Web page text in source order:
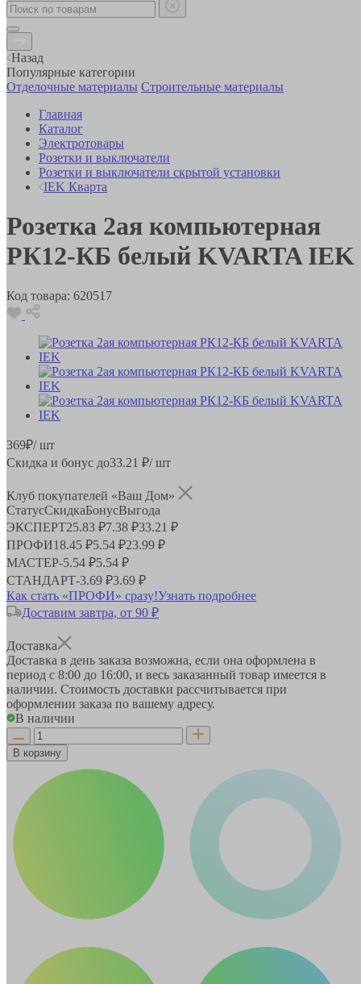
Назад
Популярные категории
Отделочные материалы Строительные материалы
Главная
Каталог
Электротовары
Розетки и выключатели
Розетки и выключатели скрытой установки
IEK Кварта
Розетка 2ая компьютерная
РК12-КБ белый KVARTA IEK
Код товара: 620517
369₽/ шт
Скидка и бонус до33.21 ₽/ шт
Клуб покупателей «Ваш Дом»
СтатусСкидкаБонусВыгода
ЭКСПЕРТ25.83 ₽7.38 ₽33.21 ₽
ПРОФИ18.45 ₽5.54 ₽23.99 ₽
МАСТЕР-5.54 ₽5.54 ₽
СТАНДАРТ-3.69 ₽3.69 ₽
Как стать «ПРОФИ» сразу!Узнать подробнее
Доставим завтра, от 90 ₽
Доставка
Доставка в день заказа возможна, если она оформлена в
период с 8:00 до 16:00, и весь заказанный товар имеется в
наличии. Стоимость доставки рассчитывается при
оформлении заказа по вашему адресу.
В наличии
В корзину